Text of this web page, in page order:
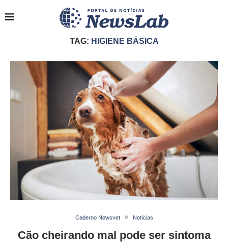
TAG: HIGIENE BÁSICA
Caderno Newsvet Notícias
Cão cheirando mal pode ser sintoma